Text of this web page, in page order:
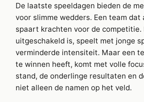
De laatste speeldagen bieden de
voor slimme wedders. Een team dat
spaart krachten voor de competitie.
uitgeschakeld is, speelt met jonge
verminderde intensiteit. Maar een
te winnen heeft, komt met volle
stand, de onderlinge resultaten en
niet alleen de namen op het veld.